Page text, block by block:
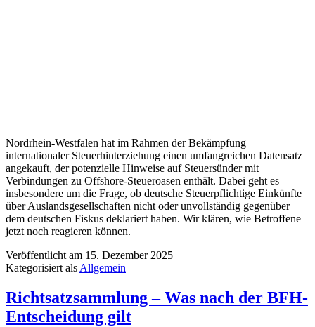
Nordrhein-Westfalen hat im Rahmen der Bekämpfung
internationaler Steuerhinterziehung einen umfangreichen Datensatz
angekauft, der potenzielle Hinweise auf Steuersünder mit
Verbindungen zu Offshore-Steueroasen enthält. Dabei geht es
insbesondere um die Frage, ob deutsche Steuerpflichtige Einkünfte
über Auslandsgesellschaften nicht oder unvollständig gegenüber
dem deutschen Fiskus deklariert haben. Wir klären, wie Betroffene
jetzt noch reagieren können.
Veröffentlicht am 15. Dezember 2025
Kategorisiert alsAllgemein
Richtsatzsammlung – Was nach der BFH-
Entscheidung gilt